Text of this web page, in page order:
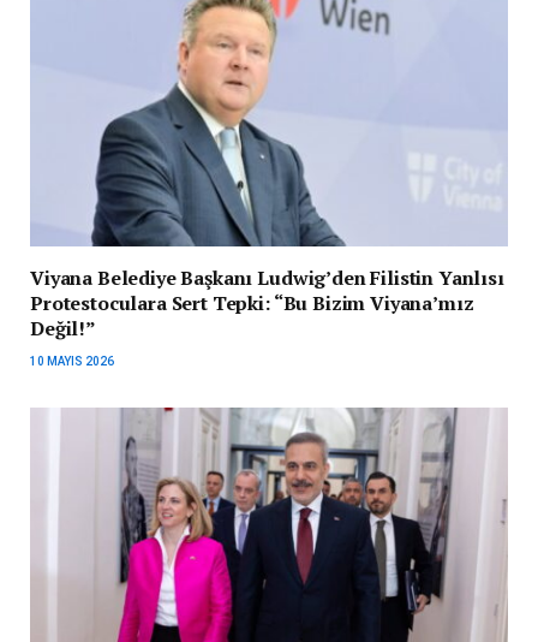
Viyana Belediye Başkanı Ludwig’den Filistin Yanlısı
Protestoculara Sert Tepki: “Bu Bizim Viyana’mız
Değil!”
10 MAYIS 2026